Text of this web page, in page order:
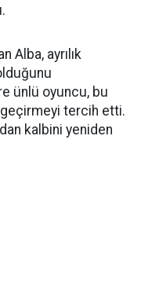
Alba, ayrılık
ünlü oyuncu, bu
tercih etti.
kalbini yeniden